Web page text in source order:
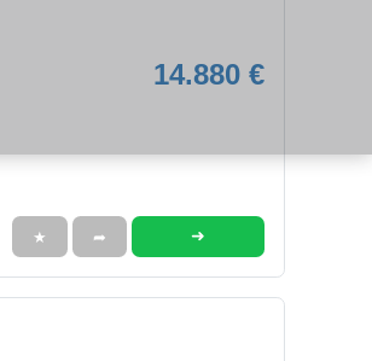
14.880 €
★ ➦ ➜